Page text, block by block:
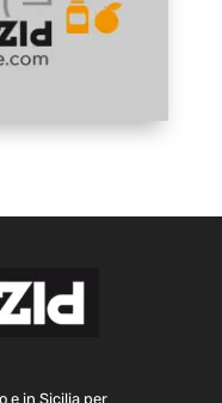
e in Sicilia per